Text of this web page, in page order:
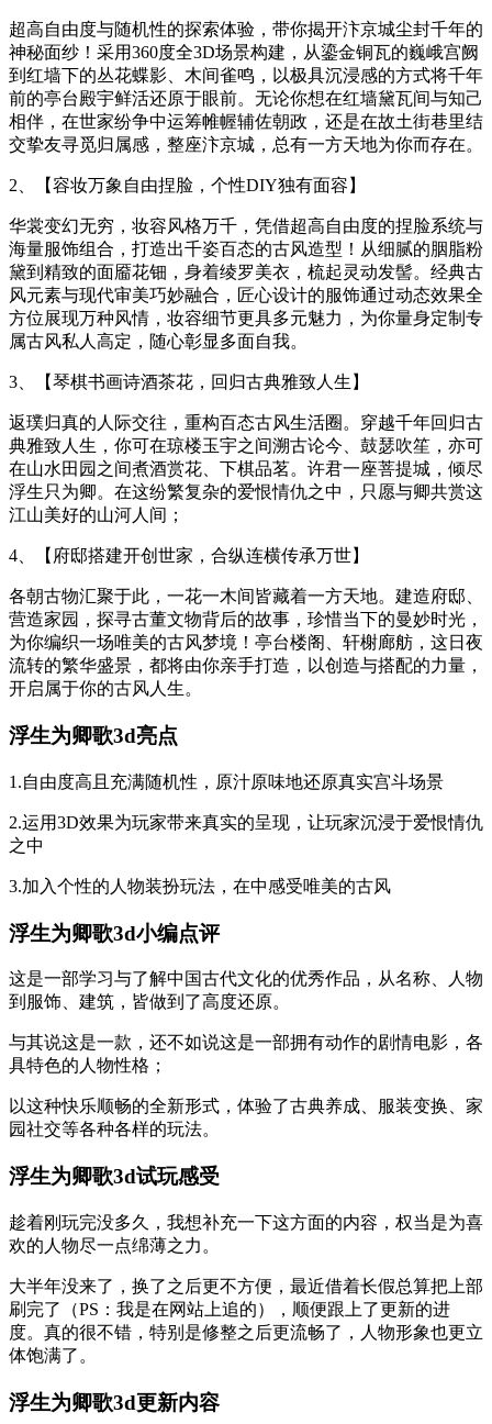
超高自由度与随机性的探索体验，带你揭开汴京城尘封千年的
神秘面纱！采用360度全3D场景构建，从鎏金铜瓦的巍峨宫阙
到红墙下的丛花蝶影、木间雀鸣，以极具沉浸感的方式将千年
前的亭台殿宇鲜活还原于眼前。无论你想在红墙黛瓦间与知己
相伴，在世家纷争中运筹帷幄辅佐朝政，还是在故土街巷里结
交挚友寻觅归属感，整座汴京城，总有一方天地为你而存在。
2、【容妆万象自由捏脸，个性DIY独有面容】
华裳变幻无穷，妆容风格万千，凭借超高自由度的捏脸系统与
海量服饰组合，打造出千姿百态的古风造型！从细腻的胭脂粉
黛到精致的面靥花钿，身着绫罗美衣，梳起灵动发髻。经典古
风元素与现代审美巧妙融合，匠心设计的服饰通过动态效果全
方位展现万种风情，妆容细节更具多元魅力，为你量身定制专
属古风私人高定，随心彰显多面自我。
3、【琴棋书画诗酒茶花，回归古典雅致人生】
返璞归真的人际交往，重构百态古风生活圈。穿越千年回归古
典雅致人生，你可在琼楼玉宇之间溯古论今、鼓瑟吹笙，亦可
在山水田园之间煮酒赏花、下棋品茗。许君一座菩提城，倾尽
浮生只为卿。在这纷繁复杂的爱恨情仇之中，只愿与卿共赏这
江山美好的山河人间；
4、【府邸搭建开创世家，合纵连横传承万世】
各朝古物汇聚于此，一花一木间皆藏着一方天地。建造府邸、
营造家园，探寻古董文物背后的故事，珍惜当下的曼妙时光，
为你编织一场唯美的古风梦境！亭台楼阁、轩榭廊舫，这日夜
流转的繁华盛景，都将由你亲手打造，以创造与搭配的力量，
开启属于你的古风人生。
浮生为卿歌3d亮点
1.自由度高且充满随机性，原汁原味地还原真实宫斗场景
2.运用3D效果为玩家带来真实的呈现，让玩家沉浸于爱恨情仇
之中
3.加入个性的人物装扮玩法，在中感受唯美的古风
浮生为卿歌3d小编点评
这是一部学习与了解中国古代文化的优秀作品，从名称、人物
到服饰、建筑，皆做到了高度还原。
与其说这是一款，还不如说这是一部拥有动作的剧情电影，各
具特色的人物性格；
以这种快乐顺畅的全新形式，体验了古典养成、服装变换、家
园社交等各种各样的玩法。
浮生为卿歌3d试玩感受
趁着刚玩完没多久，我想补充一下这方面的内容，权当是为喜
欢的人物尽一点绵薄之力。
大半年没来了，换了之后更不方便，最近借着长假总算把上部
刷完了（PS：我是在网站上追的），顺便跟上了更新的进
度。真的很不错，特别是修整之后更流畅了，人物形象也更立
体饱满了。
浮生为卿歌3d更新内容